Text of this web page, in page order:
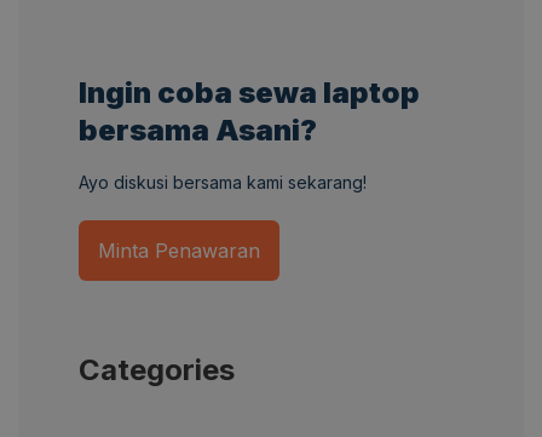
Ingin coba sewa laptop
bersama Asani?
Ayo diskusi bersama kami sekarang!
Minta Penawaran
Categories